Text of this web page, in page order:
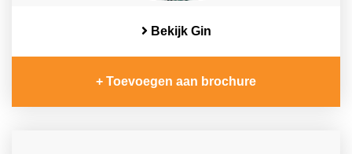
Bekijk Gin
+ Toevoegen aan brochure